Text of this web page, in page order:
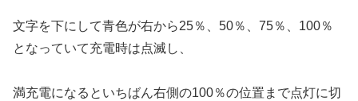
文字を下にして青色が右から25％、50％、75％、100％
となっていて充電時は点滅し、
満充電になるといちばん右側の100％の位置まで点灯に切